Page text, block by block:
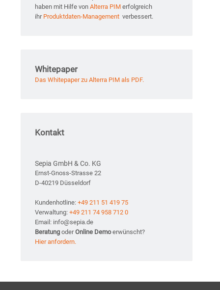
haben mit Hilfe von Alterra PIM erfolgreich
ihr Produktdaten-Management verbessert.
Whitepaper
Das Whitepaper zu Alterra PIM als PDF.
Kontakt
Sepia GmbH & Co. KG
Ernst-Gnoss-Strasse 22
D-40219 Düsseldorf
Kundenhotline: +49 211 51 419 75
Verwaltung: +49 211 74 958 712 0
Email: info@sepia.de
Beratung oderOnline Demoerwünscht?
Hier anfordern.